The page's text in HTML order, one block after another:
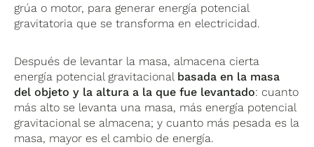
grúa o motor, para generar energía potencial
gravitatoria que se transforma en electricidad.
Después de levantar la masa, almacena cierta
energía potencial gravitacional basada en la masa
del objeto y la altura a la que fue levantado: cuanto
más alto se levanta una masa, más energía potencial
gravitacional se almacena; y cuanto más pesada es la
masa, mayor es el cambio de energía.